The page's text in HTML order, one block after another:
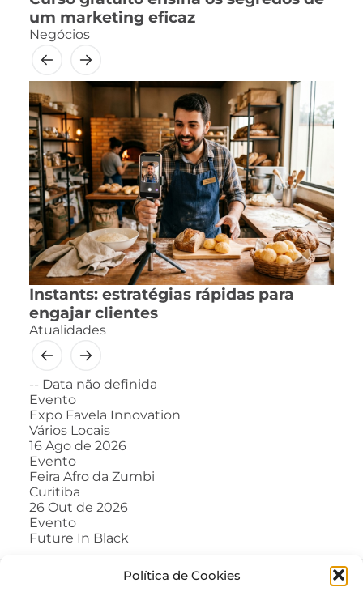
Política de Cookies
um marketing eficaz
Negócios
Instants: estratégias rápidas para
engajar clientes
Atualidades
-- Data não definida
Evento
Expo Favela Innovation
Vários Locais
16 Ago de 2026
Evento
Feira Afro da Zumbi
Curitiba
26 Out de 2026
Evento
Future In Black